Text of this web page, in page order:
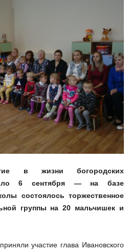
в жизни богородских
6 сентября — на базе
состоялось торжественное
группы на 20 мальчишек и
участие глава Ивановского